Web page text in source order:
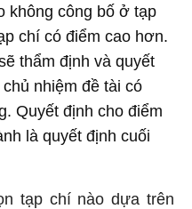
không công bố ở tạp
chí có điểm cao hơn.
thẩm định và quyết
nhiệm đề tài có
Quyết định cho điểm
là quyết định cuối
tạp chí nào dựa trên